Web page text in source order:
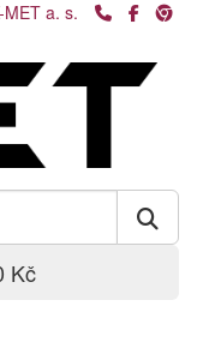
MET a. s.
Kč